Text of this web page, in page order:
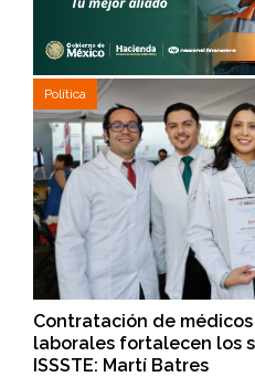
Política
Contratación de
laborales fortalecen los
ISSSTE: Martí Batres